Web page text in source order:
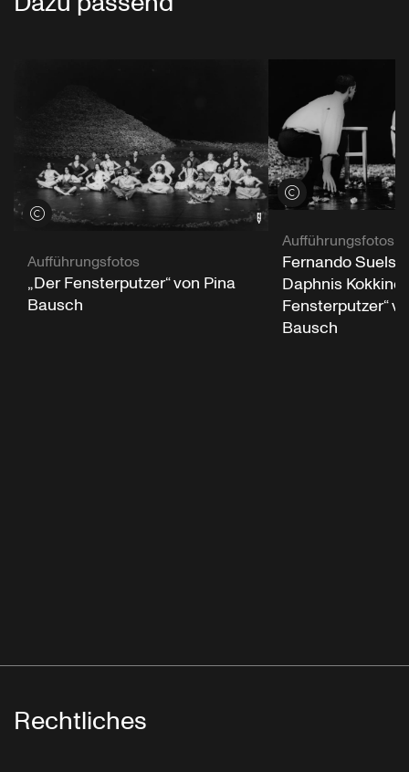
Credits öffnen
Aufführungsfotos
„Der Fensterputzer“ von Pina
Bausch
Credits öffnen
Aufführungsfotos
Fernando Suels
Daphnis
Fensterputzer“
Bausch
Rechtliches